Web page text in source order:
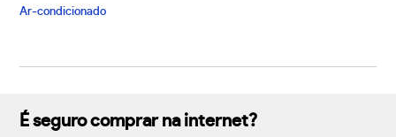
Ar-condicionado
É seguro comprar na internet?